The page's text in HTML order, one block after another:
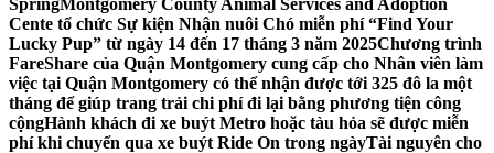
SpringMontgomery County Animal Services and Adoption
Cente tổ chức Sự kiện Nhận nuôi Chó miễn phí “Find Your
Lucky Pup” từ ngày 14 đến 17 tháng 3 năm 2025Chương trình
FareShare của Quận Montgomery cung cấp cho Nhân viên làm
việc tại Quận Montgomery có thể nhận được tới 325 đô la một
tháng để giúp trang trải chi phí đi lại bằng phương tiện công
cộngHành khách đi xe buýt Metro hoặc tàu hỏa sẽ được miễn
phí khi chuyển qua xe buýt Ride On trong ngàyTài nguyên cho